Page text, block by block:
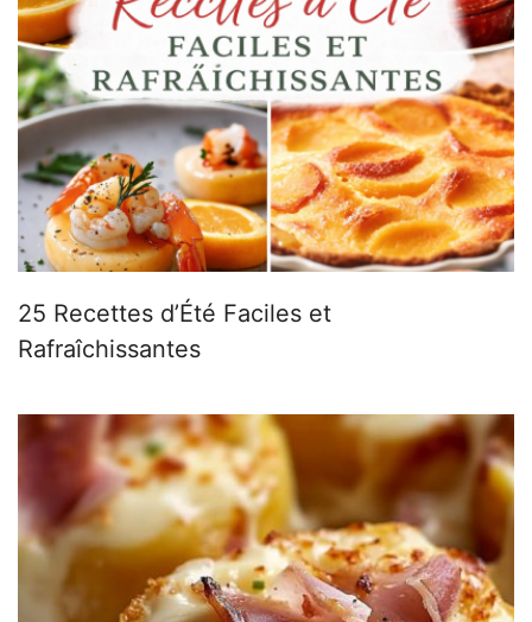
25 Recettes d’Été Faciles et
Rafraîchissantes